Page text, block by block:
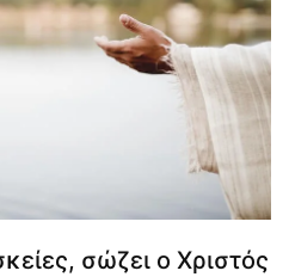
σώζει ο Χριστός